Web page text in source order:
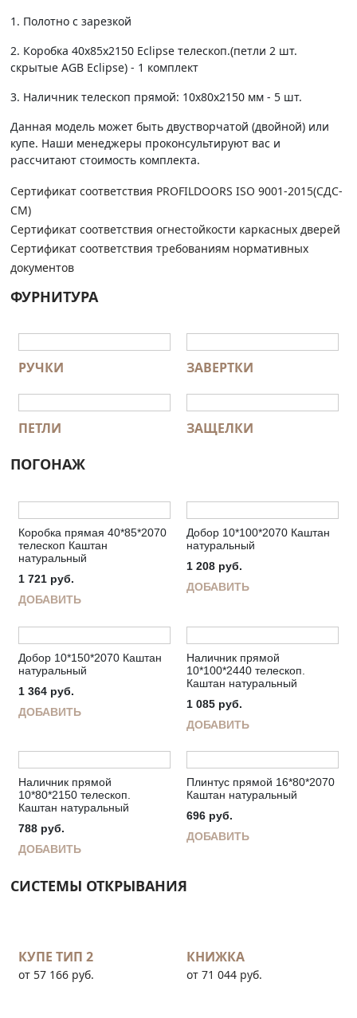
1. Полотно c зарезкой
2. Коробка 40х85х2150 Eclipse телескоп.(петли 2 шт.
скрытые AGB Eclipse) - 1 комплект
3. Наличник телескоп прямой: 10х80х2150 мм - 5 шт.
Данная модель может быть двустворчатой (двойной) или
купе. Наши менеджеры проконсультируют вас и
рассчитают стоимость комплекта.
Сертификат соответствия PROFILDOORS ISO 9001-2015(СДС-
СМ)
Сертификат соответствия огнестойкости каркасных дверей
Сертификат соответствия требованиям нормативных
документов
ФУРНИТУРА
РУЧКИ ЗАВЕРТКИ
ПЕТЛИ ЗАЩЕЛКИ
ПОГОНАЖ
Коробка прямая 40*85*2070
телескоп Каштан
натуральный
1 721 руб.
ДОБАВИТЬ
Добор 10*100*2070 Каштан
натуральный
1 208 руб.
ДОБАВИТЬ
Добор 10*150*2070 Каштан
натуральный
1 364 руб.
ДОБАВИТЬ
Наличник прямой
10*100*2440 телескоп.
Каштан натуральный
1 085 руб.
ДОБАВИТЬ
Наличник прямой
10*80*2150 телескоп.
Каштан натуральный
788 руб.
ДОБАВИТЬ
Плинтус прямой 16*80*2070
Каштан натуральный
696 руб.
ДОБАВИТЬ
СИСТЕМЫ ОТКРЫВАНИЯ
КУПЕ ТИП 2
от 57 166 руб.
КНИЖКА
от 71 044 руб.